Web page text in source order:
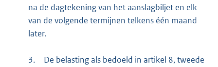
na de dagtekening van het aanslagbiljet en elk
van de volgende termijnen telkens één maand
later.
3.
De belasting als bedoeld in artikel 8, tweede